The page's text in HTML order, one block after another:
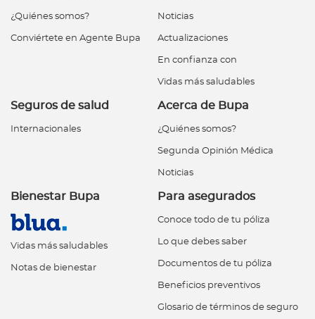
¿Quiénes somos?
Conviértete en Agente Bupa
Noticias
Actualizaciones
En confianza con
Vidas más saludables
Seguros de salud
Internacionales
Acerca de Bupa
¿Quiénes somos?
Segunda Opinión Médica
Noticias
Bienestar Bupa
Vidas más saludables
Notas de bienestar
Para asegurados
Conoce todo de tu póliza
Lo que debes saber
Documentos de tu póliza
Beneficios preventivos
Glosario de términos de seguro